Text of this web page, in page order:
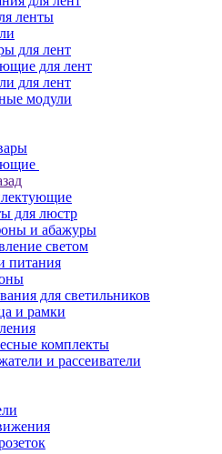
ленты
для лент
для лент
для лент
модули
для люстр
и абажуры
светом
питания
для светильников
и рамки
комплекты
и рассеиватели